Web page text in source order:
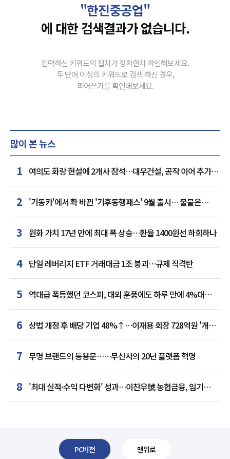
"한진중공업"
에 대한 검색결과가 없습니다.
입력하신 키워드의 철자가 정확한지 확인해보세요.
두 단어 이상의 키워드로 검색 하신 경우,
띄어쓰기를 확인해보세요.
많이 본 뉴스
1 여의도 화랑 현설에 2개사 참석…대우건설, 공작 이어 추가
거점 확보하나
2 '기동카'에서 확 바뀐 '기후동행패스' 9월 출시… 불붙은
카드사 경쟁
3 원화 가치 17년 만에 최대 폭 상승…환율 1400원선 하회하나
4 단일 레버리지 ETF 거래대금 1조 붕괴…규제 직격탄
5 역대급 폭등했던 코스피, 대외 훈풍에도 하루 만에 4%대
급락
6 상법 개정 후 배당 기업 48%↑…이재용 회장 728억원 '개인
최다'
7 무명 브랜드의 등용문……무신사의 20년 플랫폼 혁명
8 '최대 실적·수익 다변화' 성과…이찬우號 농협금융, 임기
말년 성장 박차
PC버전 맨위로